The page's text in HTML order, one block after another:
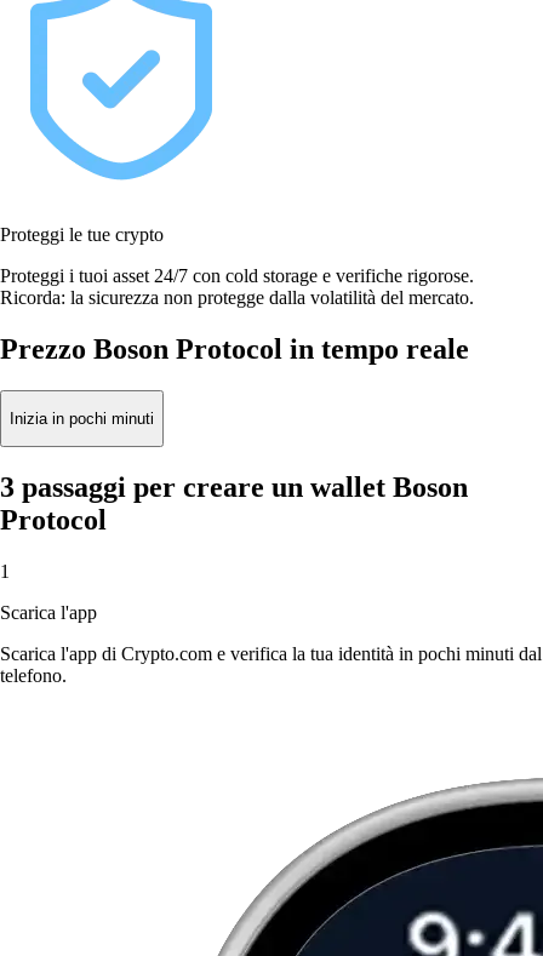
Proteggi le tue crypto
Proteggi i tuoi asset 24/7 con cold storage e verifiche rigorose.
Ricorda: la sicurezza non protegge dalla volatilità del mercato.
Prezzo Boson Protocol in tempo reale
Inizia in pochi minuti
3 passaggi per creare un wallet Boson
Protocol
1
Scarica l'app
Scarica l'app di Crypto.com e verifica la tua identità in pochi minuti dal
telefono.